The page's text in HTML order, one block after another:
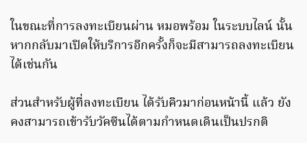
ในขณะที่การลงทะเบียนผ่าน หมอพร้อม ในระบบไลน์ นั้น
หากกลับมาเปิดให้บริการอีกครั้งก็จะมีสามารถลงทะเบียน
ได้เช่นกัน
ส่วนสำหรับผู้ที่ลงทะเบียน ได้รับคิวมาก่อนหน้านี้ แล้ว ยัง
คงสามารถเข้ารับวัคซีนได้ตามกำหนดเดินเป็นปรกติ